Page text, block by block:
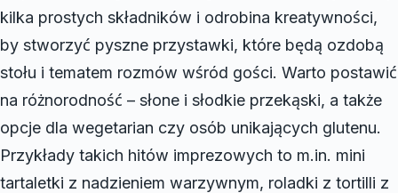
kilka prostych składników i odrobina kreatywności,
by stworzyć pyszne przystawki, które będą ozdobą
stołu i tematem rozmów wśród gości. Warto postawić
na różnorodność – słone i słodkie przekąski, a także
opcje dla wegetarian czy osób unikających glutenu.
Przykłady takich hitów imprezowych to m.in. mini
tartaletki z nadzieniem warzywnym, roladki z tortilli z